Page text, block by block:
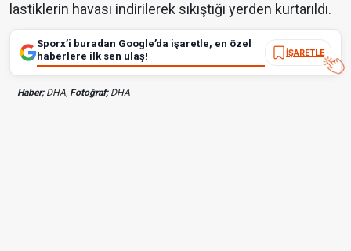
lastiklerin havası indirilerek sıkıştığı yerden kurtarıldı.
Sporx’i buradan Google’da işaretle, en özel
haberlere ilk sen ulaş!
İŞARETLE
Haber;DHA, Fotoğraf;DHA